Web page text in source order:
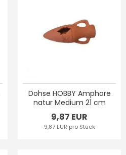
Dohse HOBBY Amphore
natur Medium 21 cm
9,87 EUR
9,87 EUR pro Stück